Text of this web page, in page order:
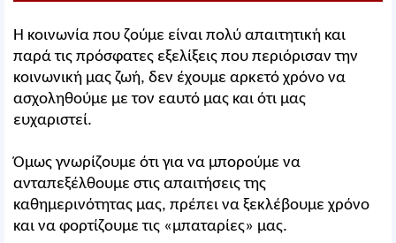
Η κοινωνία που ζούμε είναι πολύ απαιτητική και
παρά τις πρόσφατες εξελίξεις που περιόρισαν την
κοινωνική μας ζωή, δεν έχουμε αρκετό χρόνο να
ασχοληθούμε με τον εαυτό μας και ότι μας
ευχαριστεί.
Όμως γνωρίζουμε ότι για να μπορούμε να
ανταπεξέλθουμε στις απαιτήσεις της
καθημερινότητας μας, πρέπει να ξεκλέβουμε χρόνο
και να φορτίζουμε τις «μπαταρίες» μας.